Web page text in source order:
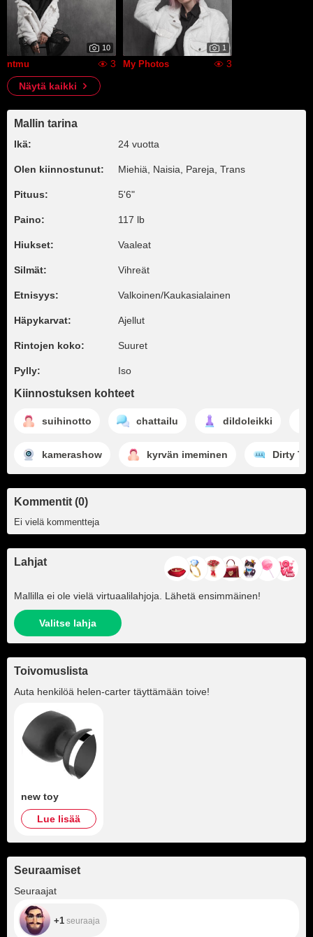
10
ntmu 3
1
My Photos
3
Näytä kaikki
Mallin tarina
Ikä: 24 vuotta
Olen kiinnostunut: Miehiä, Naisia, Pareja, Trans
Pituus: 5'6"
Paino: 117 lb
Hiukset: Vaaleat
Silmät: Vihreät
Etnisyys: Valkoinen/Kaukasialainen
Häpykarvat: Ajellut
Rintojen koko: Suuret
Pylly: Iso
Kiinnostuksen kohteet
suihinotto chattailu dildoleikki
kamerashow kyrvän imeminen Dirty
Kommentit (0)
Ei vielä kommentteja
Lahjat
Mallilla ei ole vielä virtuaalilahjoja. Lähetä ensimmäinen!
Valitse lahja
Toivomuslista
Auta henkilöä helen-carter täyttämään toive!
new toy
Lue lisää
Seuraamiset
Seuraajat+1
+1 seuraaja